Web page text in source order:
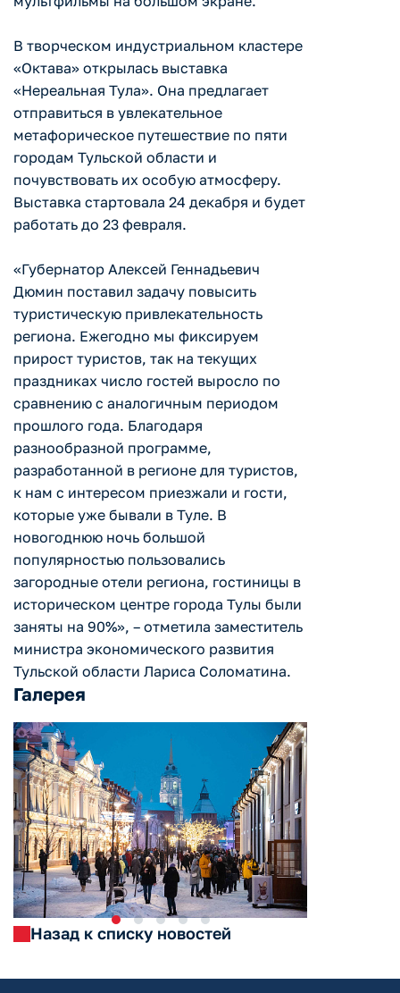
В творческом индустриальном кластере
«Октава» открылась выставка
«Нереальная Тула». Она предлагает
отправиться в увлекательное
метафорическое путешествие по пяти
городам Тульской области и
почувствовать их особую атмосферу.
Выставка стартовала 24 декабря и будет
работать до 23 февраля.
«Губернатор Алексей Геннадьевич
Дюмин поставил задачу повысить
туристическую привлекательность
региона. Ежегодно мы фиксируем
прирост туристов, так на текущих
праздниках число гостей выросло по
сравнению с аналогичным периодом
прошлого года. Благодаря
разнообразной программе,
разработанной в регионе для туристов,
к нам с интересом приезжали и гости,
которые уже бывали в Туле. В
новогоднюю ночь большой
популярностью пользовались
загородные отели региона, гостиницы в
историческом центре города Тулы были
заняты на 90%», – отметила заместитель
министра экономического развития
Тульской области Лариса Соломатина.
Галерея
Назад к списку новостей